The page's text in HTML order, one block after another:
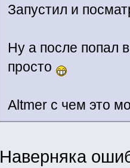
Запустил и
Ну а после попал
просто
Altmer с чем это
Наверняка